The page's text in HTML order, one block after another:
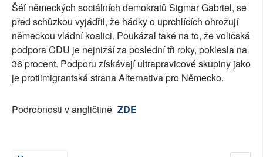
Šéf německých sociálních demokratů Sigmar Gabriel, se
před schůzkou vyjádřil, že hádky o uprchlících ohrožují
německou vládní koalici. Poukázal také na to, že voličská
podpora CDU je nejnižší za poslední tři roky, poklesla na
36 procent. Podporu získávají ultrapravicové skupiny jako
je protiimigrantská strana Alternativa pro Německo.
Podrobnosti v angličtině ZDE